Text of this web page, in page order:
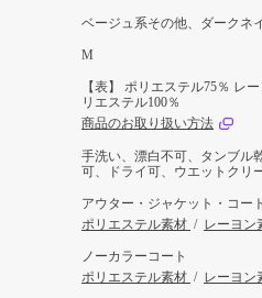
ベージュ系その他、ダークネ
M
【表】 ポリエステル75％ レ
リエステル100％
商品のお取り扱い方法
手洗い、漂白不可、タンブル
可、ドライ可、ウエットクリ
アウター・ジャケット・コート
ポリエステル素材 / レーヨン
ノーカラーコート
ポリエステル素材 / レーヨン